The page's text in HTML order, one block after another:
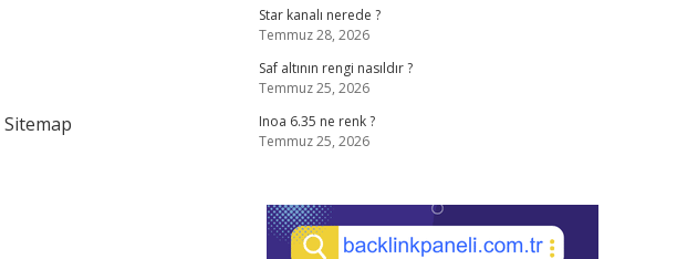
Sitemap
Star kanalı nerede ?
Temmuz 28, 2026
Saf altının rengi nasıldır ?
Temmuz 25, 2026
Inoa 6.35 ne renk ?
Temmuz 25, 2026